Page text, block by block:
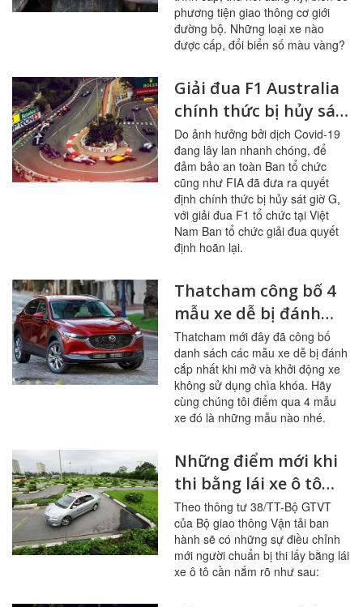
phương tiện giao thông cơ giới
đường bộ. Những loại xe nào
được cấp, đổi biển số màu vàng?
Giải đua F1 Australia
chính thức bị hủy sát
giờ G, hoãn chặng
đua F1 Hà Nội
Do ảnh hưởng bởi dịch Covid-19
đang lây lan nhanh chóng, để
đảm bảo an toàn Ban tổ chức
cũng như FIA đã đưa ra quyết
định chính thức bị hủy sát giờ G,
với giải đua F1 tổ chức tại Việt
Nam Ban tổ chức giải đua quyết
định hoãn lại.
Thatcham công bố 4
mẫu xe dễ bị đánh
cắp
Thatcham mới đây đã công bố
danh sách các mẫu xe dễ bị đánh
cắp nhất khi mở và khởi động xe
không sử dụng chìa khóa. Hãy
cùng chúng tôi điểm qua 4 mẫu
xe đó là những mẫu nào nhé.
Những điểm mới khi
thi bằng lái xe ô tô
năm 2020
Theo thông tư 38/TT-Bộ GTVT
của Bộ giao thông Vận tải ban
hành sẽ có những sự điều chỉnh
mới người chuẩn bị thi lấy bằng lái
xe ô tô cần nắm rõ như sau: